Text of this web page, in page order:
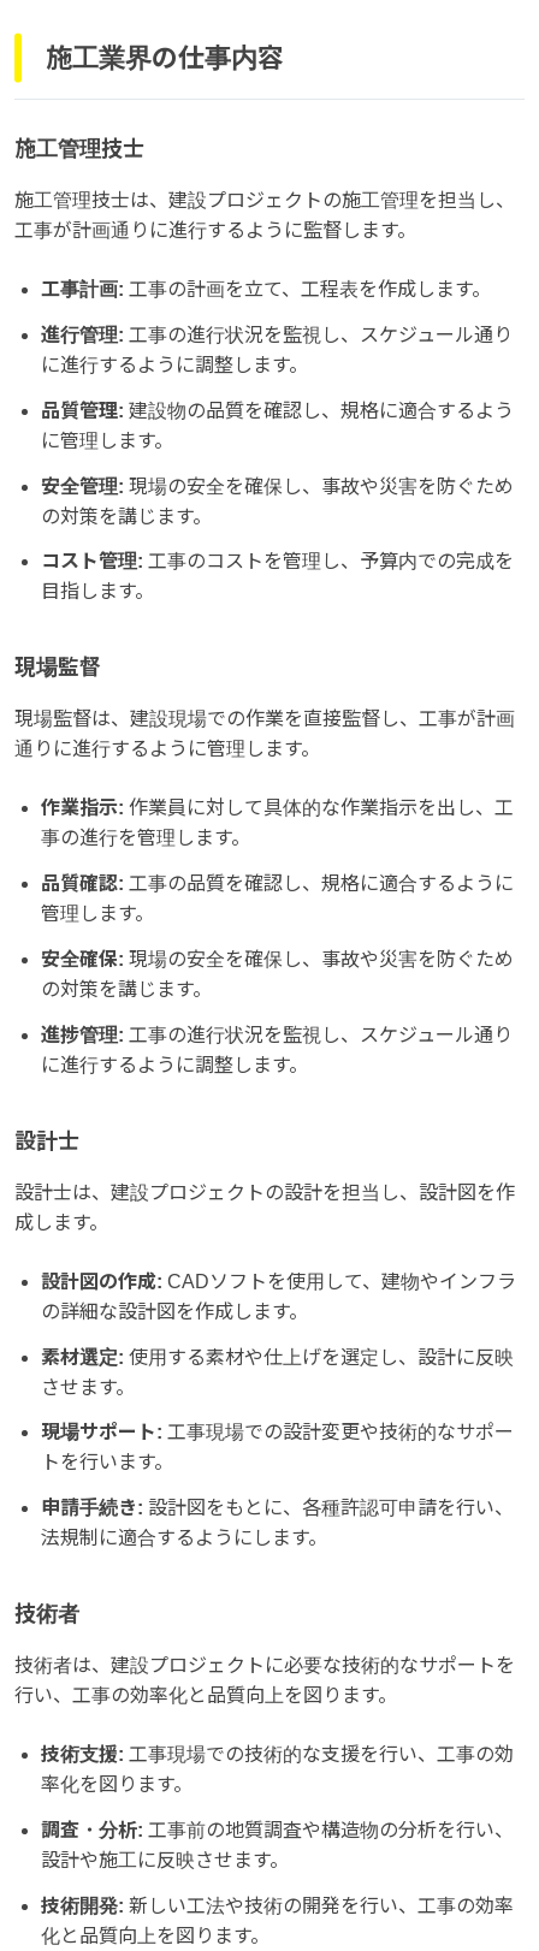
施工業界の仕事内容
施工管理技士
施工管理技士は、建設プロジェクトの施工管理を担当し、
工事が計画通りに進行するように監督します。
工事計画: 工事の計画を立て、工程表を作成します。
進行管理: 工事の進行状況を監視し、スケジュール通り
に進行するように調整します。
品質管理: 建設物の品質を確認し、規格に適合するよう
に管理します。
安全管理: 現場の安全を確保し、事故や災害を防ぐため
の対策を講じます。
コスト管理: 工事のコストを管理し、予算内での完成を
目指します。
現場監督
現場監督は、建設現場での作業を直接監督し、工事が計画
通りに進行するように管理します。
作業指示: 作業員に対して具体的な作業指示を出し、工
事の進行を管理します。
品質確認: 工事の品質を確認し、規格に適合するように
管理します。
安全確保: 現場の安全を確保し、事故や災害を防ぐため
の対策を講じます。
進捗管理: 工事の進行状況を監視し、スケジュール通り
に進行するように調整します。
設計士
設計士は、建設プロジェクトの設計を担当し、設計図を作
成します。
設計図の作成: CADソフトを使用して、建物やインフラ
の詳細な設計図を作成します。
素材選定: 使用する素材や仕上げを選定し、設計に反映
させます。
現場サポート: 工事現場での設計変更や技術的なサポー
トを行います。
申請手続き: 設計図をもとに、各種許認可申請を行い、
法規制に適合するようにします。
技術者
技術者は、建設プロジェクトに必要な技術的なサポートを
行い、工事の効率化と品質向上を図ります。
技術支援: 工事現場での技術的な支援を行い、工事の効
率化を図ります。
調査・分析: 工事前の地質調査や構造物の分析を行い、
設計や施工に反映させます。
技術開発: 新しい工法や技術の開発を行い、工事の効率
化と品質向上を図ります。